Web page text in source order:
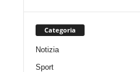
Categoria
Notizia
Sport